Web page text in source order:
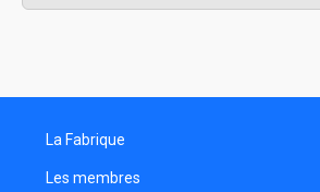
La Fabrique
Les membres